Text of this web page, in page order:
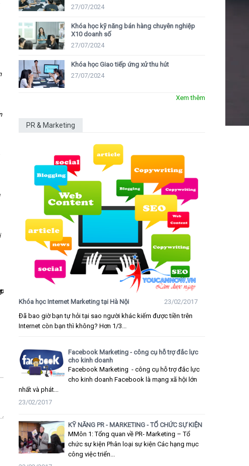
27/07/2024
Khóa học kỹ năng bán hàng chuyên nghiệp
X10 doanh số
27/07/2024
Khóa học Giao tiếp ứng xử thu hút
27/07/2024
Xem thêm
PR & Marketing
Khóa học Internet Marketing tại Hà Nội
23/02/2017
Đã bao giờ bạn tự hỏi tại sao người khác kiếm được tiền trên
Internet còn bạn thì không? Hơn 1/3...
Facebook Marketing - công cụ hỗ trợ đắc lực
cho kinh doanh
Facebook Marketing - công cụ hỗ trợ đắc lực
cho kinh doanh Facebook là mạng xã hội lớn
nhất và phát...
23/02/2017
KỸ NĂNG PR - MARKETING - TỔ CHỨC SỰ KIỆN
MMôn 1: Tổng quan về PR- Marketing – Tổ
chức sự kiện Phân loại sự kiện Các hạng mục
công việc triển...